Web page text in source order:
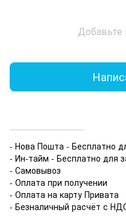
- Нова Пошта - Бесплатно
- Ин-тайм - Бесплатно для
- Самовывоз
- Оплата при получении
- Оплата на карту Привата
- Безналичный расчёт с